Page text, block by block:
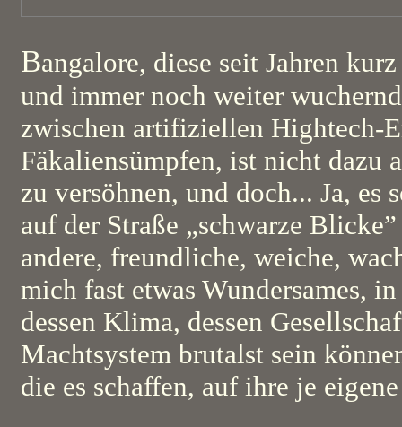
Bangalore, diese seit Jahren
und immer noch weiter
zwischen artifiziellen Hightech-
Fäkaliensümpfen, ist nicht dazu
zu versöhnen, und doch... Ja, es
auf der Straße „schwarze
andere, freundliche, weiche,
mich fast etwas Wundersames,
dessen Klima, dessen
Machtsystem brutalst sein
die es schaffen, auf ihre je